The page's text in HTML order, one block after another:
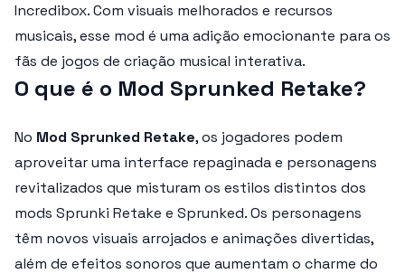
Incredibox. Com visuais melhorados e recursos
musicais, esse mod é uma adição emocionante para os
fãs de jogos de criação musical interativa.
O que é o Mod Sprunked Retake?
No Mod Sprunked Retake, os jogadores podem
aproveitar uma interface repaginada e personagens
revitalizados que misturam os estilos distintos dos
mods Sprunki Retake e Sprunked. Os personagens
têm novos visuais arrojados e animações divertidas,
além de efeitos sonoros que aumentam o charme do